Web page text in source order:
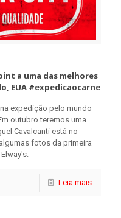
a uma das melhores
EUA #expedicaocarne
expedição pelo mundo
outubro teremos uma
Cavalcanti está no
fotos da primeira
Leia mais